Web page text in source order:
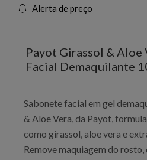
Alerta de preço
Payot Girassol & Aloe
Facial Demaquilante
Sabonete facial em gel
& Aloe Vera, da Payot,
como girassol, aloe vera e
Remove maquiagem do rosto,